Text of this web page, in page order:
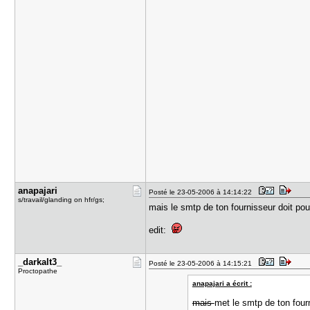
anapajari
s/travail/glanding on hfr/gs;
Posté le 23-05-2006 à 14:14:22
mais le smtp de ton fournisseur doit
edit:
_darkalt3_
Proctopathe
Posté le 23-05-2006 à 14:15:21
anapajari a écrit :
maismet le smtp de ton